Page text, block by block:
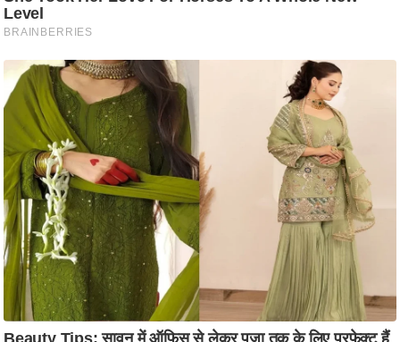
क
मा
तृ
भू
मि
स्तं
भ
ए
म
.
आ
र
.